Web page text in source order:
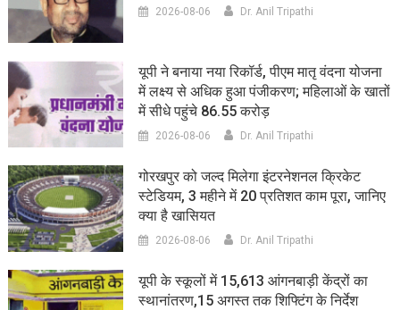
2026-08-06 Dr. Anil Tripathi
यूपी ने बनाया नया रिकॉर्ड, पीएम मातृ वंदना योजना
में लक्ष्य से अधिक हुआ पंजीकरण; महिलाओं के खातों
में सीधे पहुंचे 86.55 करोड़
2026-08-06 Dr. Anil Tripathi
गोरखपुर को जल्द मिलेगा इंटरनेशनल क्रिकेट
स्टेडियम, 3 महीने में 20 प्रतिशत काम पूरा, जानिए
क्या है खासियत
2026-08-06 Dr. Anil Tripathi
यूपी के स्कूलों में 15,613 आंगनबाड़ी केंद्रों का
स्थानांतरण,15 अगस्त तक शिफ्टिंग के निर्देश